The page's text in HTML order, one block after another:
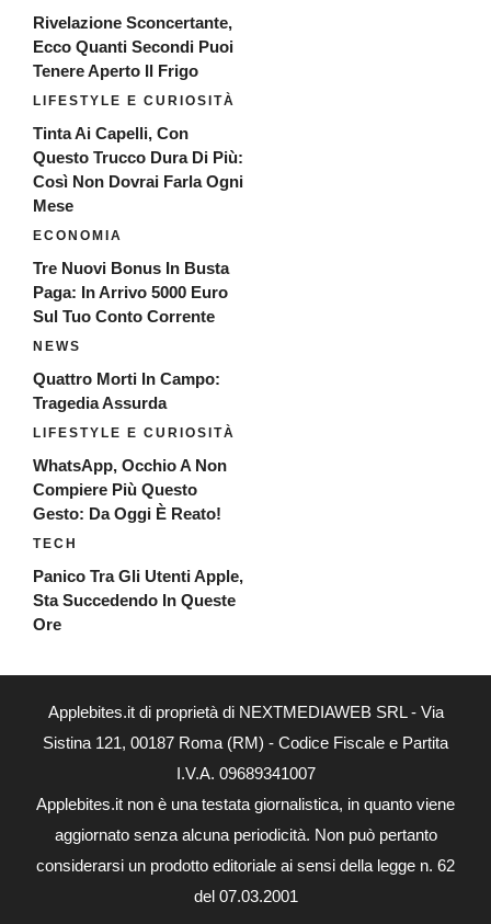
Rivelazione Sconcertante,
Ecco Quanti Secondi Puoi
Tenere Aperto Il Frigo
LIFESTYLE E CURIOSITÀ
Tinta Ai Capelli, Con
Questo Trucco Dura Di Più:
Così Non Dovrai Farla Ogni
Mese
ECONOMIA
Tre Nuovi Bonus In Busta
Paga: In Arrivo 5000 Euro
Sul Tuo Conto Corrente
NEWS
Quattro Morti In Campo:
Tragedia Assurda
LIFESTYLE E CURIOSITÀ
WhatsApp, Occhio A Non
Compiere Più Questo
Gesto: Da Oggi È Reato!
TECH
Panico Tra Gli Utenti Apple,
Sta Succedendo In Queste
Ore
Applebites.it di proprietà di NEXTMEDIAWEB SRL - Via
Sistina 121, 00187 Roma (RM) - Codice Fiscale e Partita
I.V.A. 09689341007
Applebites.it non è una testata giornalistica, in quanto viene
aggiornato senza alcuna periodicità. Non può pertanto
considerarsi un prodotto editoriale ai sensi della legge n. 62
del 07.03.2001